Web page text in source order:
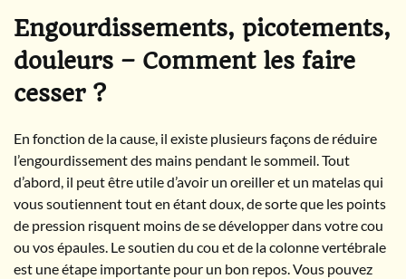
Engourdissements, picotements,
douleurs – Comment les faire
cesser ?
En fonction de la cause, il existe plusieurs façons de réduire
l’engourdissement des mains pendant le sommeil. Tout
d’abord, il peut être utile d’avoir un oreiller et un matelas qui
vous soutiennent tout en étant doux, de sorte que les points
de pression risquent moins de se développer dans votre cou
ou vos épaules. Le soutien du cou et de la colonne vertébrale
est une étape importante pour un bon repos. Vous pouvez